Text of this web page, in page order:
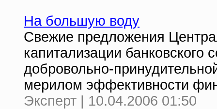
На большую воду
Свежие предложения
капитализации банковского
добровольно-
мерилом эффективности
Эксперт | 10.04.2006 01:50